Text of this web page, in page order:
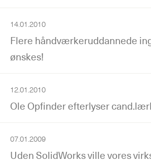
14.01.2010
Flere håndværkeruddannede
ønskes!
12.01.2010
Ole Opfinder efterlyser
07.01.2009
Uden SolidWorks ville vores